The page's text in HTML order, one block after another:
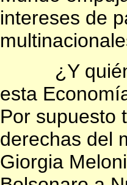
intereses de
¿Y
esta
Por supuesto
derechas del
Giorgia